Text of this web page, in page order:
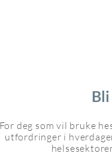
For deg som vil bruke
utfordringer i